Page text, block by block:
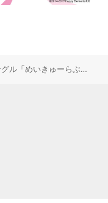
麻倉もも、15thシングル「めいきゅーらぶみー」アーティストフォト・ジャケットが公開！